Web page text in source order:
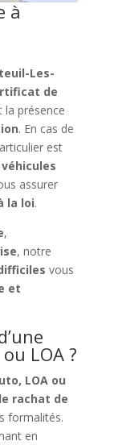
à
Les-
de
présence
. En cas de
est
assurer
la loi.
,
, notre
vous
et
LOA ?
LOA ou
rachat de
formalités.
en